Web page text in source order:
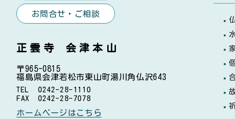
お問合せ・ご相談
正雲寺 会津本山
〒965-0815
福島県会津若松市東山町湯川角仏沢643
TEL
0242-28-1110
FAX
0242-28-7078
ホームページはこちら